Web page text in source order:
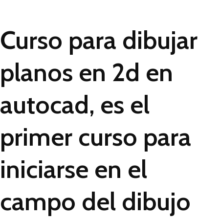
Curso para dibujar
planos en 2d en
autocad, es el
primer curso para
iniciarse en el
campo del dibujo